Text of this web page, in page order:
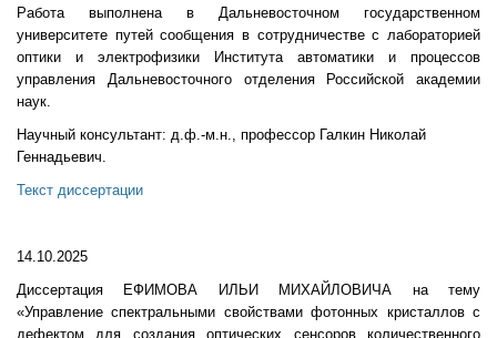
Работа выполнена в Дальневосточном государственном
университете путей сообщения в сотрудничестве с лабораторией
оптики и электрофизики Института автоматики и процессов
управления Дальневосточного отделения Российской академии
наук.
Научный консультант: д.ф.-м.н., профессор Галкин Николай
Геннадьевич.
Текст диссертации
14.10.2025
Диссертация ЕФИМОВА ИЛЬИ МИХАЙЛОВИЧА на тему
«Управление спектральными свойствами фотонных кристаллов с
дефектом для создания оптических сенсоров количественного